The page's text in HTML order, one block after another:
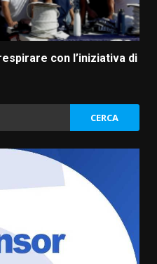
con l’iniziativa di